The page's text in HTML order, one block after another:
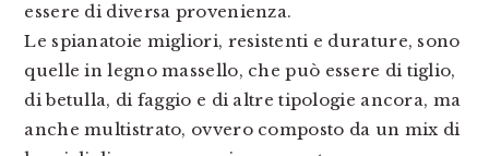
essere di diversa provenienza.
Le spianatoie migliori, resistenti e durature, sono
quelle in legno massello, che può essere di tiglio,
di betulla, di faggio e di altre tipologie ancora, ma
anche multistrato, ovvero composto da un mix di